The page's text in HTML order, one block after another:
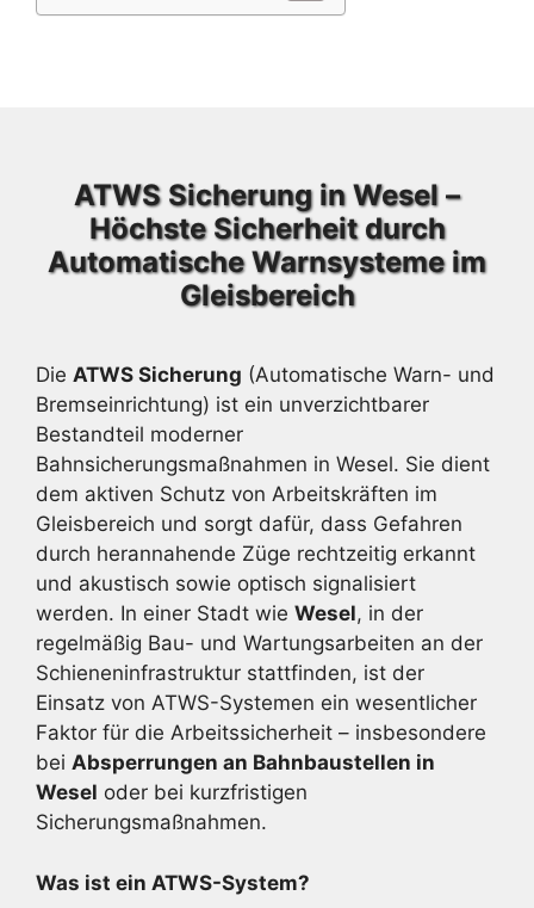
ATWS Sicherung in Wesel –
Höchste Sicherheit durch
Automatische Warnsysteme im
Gleisbereich
Die ATWS Sicherung (Automatische Warn- und
Bremseinrichtung) ist ein unverzichtbarer
Bestandteil moderner
Bahnsicherungsmaßnahmen in Wesel. Sie dient
dem aktiven Schutz von Arbeitskräften im
Gleisbereich und sorgt dafür, dass Gefahren
durch herannahende Züge rechtzeitig erkannt
und akustisch sowie optisch signalisiert
werden. In einer Stadt wie Wesel, in der
regelmäßig Bau- und Wartungsarbeiten an der
Schieneninfrastruktur stattfinden, ist der
Einsatz von ATWS-Systemen ein wesentlicher
Faktor für die Arbeitssicherheit – insbesondere
bei Absperrungen an Bahnbaustellen in
Wesel oder bei kurzfristigen
Sicherungsmaßnahmen.
Was ist ein ATWS-System?